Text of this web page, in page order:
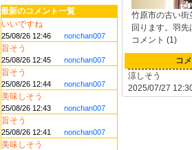
最新のコメント一覧
いいですね
25/08/26 12:46 nonchan007
旨そう
25/08/26 12:45 nonchan007
旨そう
25/08/26 12:44 nonchan007
美味しそう
25/08/26 12:43 nonchan007
旨そう
25/08/26 12:41 nonchan007
美味しそう
竹原市の古い街
回ります。羽
コメント (1)
コ
涼しそう
2025/07/27